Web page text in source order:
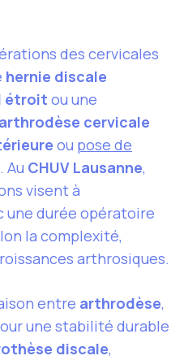
des cervicales
hernie discale
étroit ou une
arthrodèse cervicale
ou pose de
. Au CHUV Lausanne,
visent à
une durée opératoire
la complexité,
arthrosiques.
entre arthrodèse,
une stabilité durable
discale,